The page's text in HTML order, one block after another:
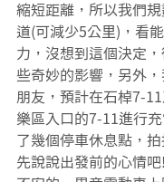
縮短距離，所以我們
道(可減少5公里)，看
力，沒想到這個決定
些奇妙的影響，另外
朋友，預計在石棹7-
樂區入口的7-11進行
了幾個停車休息點，拍
先說說出發前的心情